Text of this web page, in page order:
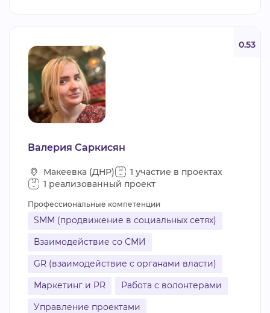
0.53
Валерия Саркисян
Макеевка (ДНР)
1 участие в проектах
1 реализованный проект
Профессиональные компетенции
SMM (продвижение в социальных сетях)
Взаимодействие со СМИ
GR (взаимодействие с органами власти)
Маркетинг и PR
Работа с волонтерами
Управление проектами